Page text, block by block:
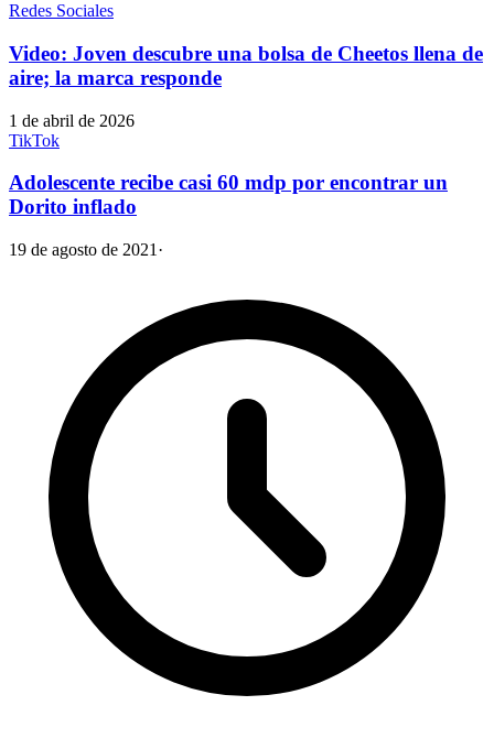
Redes Sociales
Video: Joven descubre una bolsa de Cheetos llena de
aire; la marca responde
1 de abril de 2026
TikTok
Adolescente recibe casi 60 mdp por encontrar un
Dorito inflado
19 de agosto de 2021 ·